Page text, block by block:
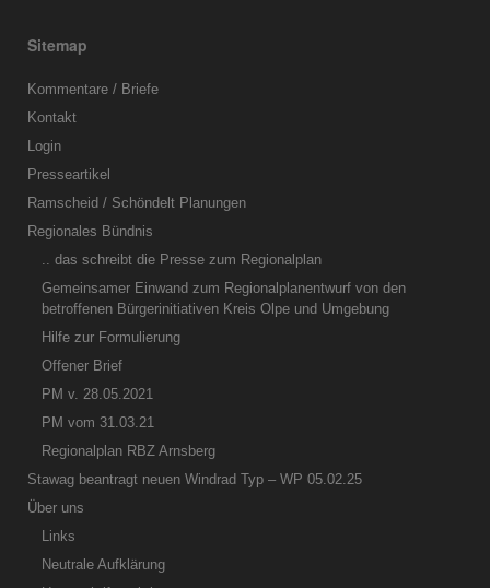
Sitemap
Kommentare / Briefe
Kontakt
Login
Presseartikel
Ramscheid / Schöndelt Planungen
Regionales Bündnis
.. das schreibt die Presse zum Regionalplan
Gemeinsamer Einwand zum Regionalplanentwurf von den
betroffenen Bürgerinitiativen Kreis Olpe und Umgebung
Hilfe zur Formulierung
Offener Brief
PM v. 28.05.2021
PM vom 31.03.21
Regionalplan RBZ Arnsberg
Stawag beantragt neuen Windrad Typ – WP 05.02.25
Über uns
Links
Neutrale Aufklärung